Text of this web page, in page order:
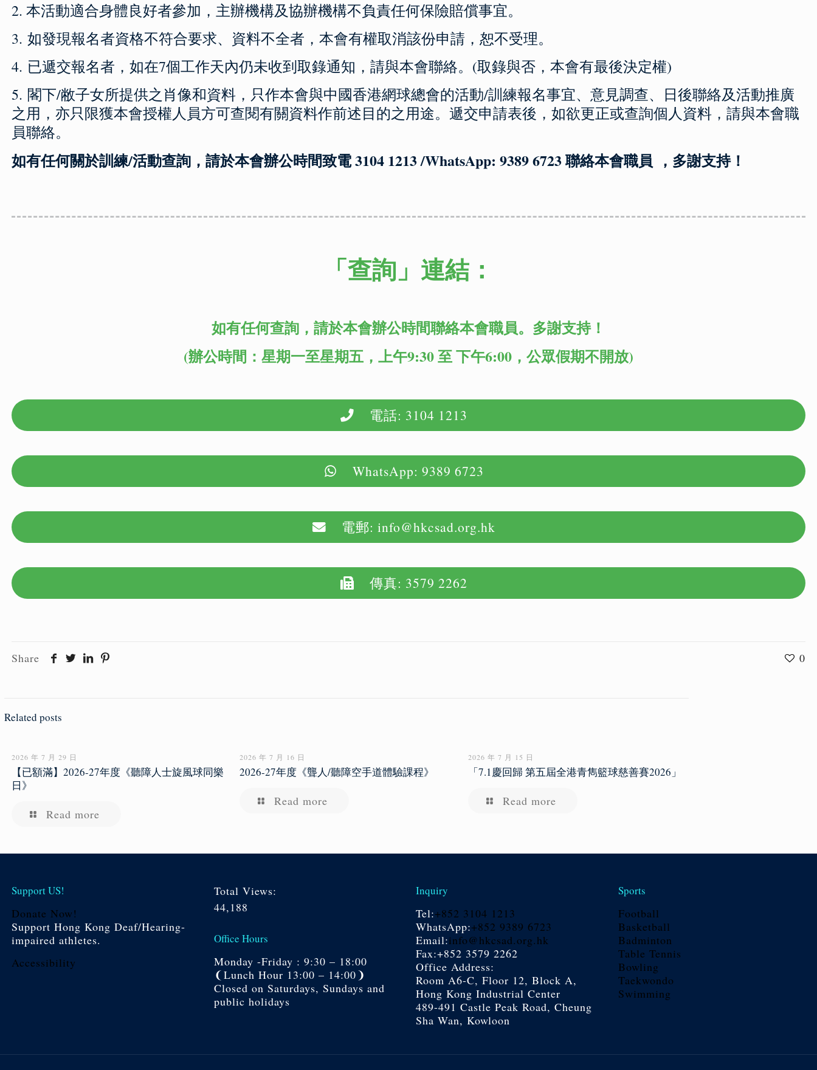
2. 本活動適合身體良好者參加，主辦機構及協辦機構不負責任何保險賠償事宜。
3. 如發現報名者資格不符合要求、資料不全者，本會有權取消該份申請，恕不受理。
4. 已遞交報名者，如在7個工作天內仍未收到取錄通知，請與本會聯絡。(取錄與否，本會有最後決定權)
5. 閣下/敝子女所提供之肖像和資料，只作本會與中國香港網球總會的活動/訓練報名事宜、意見調查、日後聯絡及活動推廣
之用，亦只限獲本會授權人員方可查閱有關資料作前述目的之用途。遞交申請表後，如欲更正或查詢個人資料，請與本會職
員聯絡。
如有任何關於訓練/活動查詢，請於本會辦公時間致電 3104 1213 /WhatsApp: 9389 6723 聯絡本會職員 ，多謝支持！
「查詢」 連結：
如有任何查詢，請於本會辦公時間聯絡本會職員。多謝支持！
(辦公時間：星期一至星期五，上午9:30 至 下午6:00，公眾假期不開放)
電話: 3104 1213
WhatsApp: 9389 6723
電郵: info@hkcsad.org.hk
傳真: 3579 2262
Share 0
Related posts
2026 年 7 月 29 日
【已額滿】2026-27年度《聽障人士旋風球同樂
日》
Read more
2026 年 7 月 16 日
2026-27年度《聾人/聽障空手道體驗課程》
Read more
2026 年 7 月 15 日
「7.1慶回歸 第五屆全港青雋籃球慈善賽2026」
Read more
Support US!
Donate Now!
Support Hong Kong Deaf/Hearing-
impaired athletes.
Accessibility
Total Views:
44,188
Office Hours
Monday -Friday : 9:30 – 18:00
❨Lunch Hour 13:00 – 14:00❩
Closed on Saturdays, Sundays and
public holidays
Inquiry
Tel:+852 3104 1213
WhatsApp:+852 9389 6723
Email:info@hkcsad.org.hk
Fax:+852 3579 2262
Office Address:
Room A6-C, Floor 12, Block A,
Hong Kong Industrial Center
489-491 Castle Peak Road, Cheung
Sha Wan, Kowloon
Sports
Football
Basketball
Badminton
Table Tennis
Bowling
Taekwondo
Swimming